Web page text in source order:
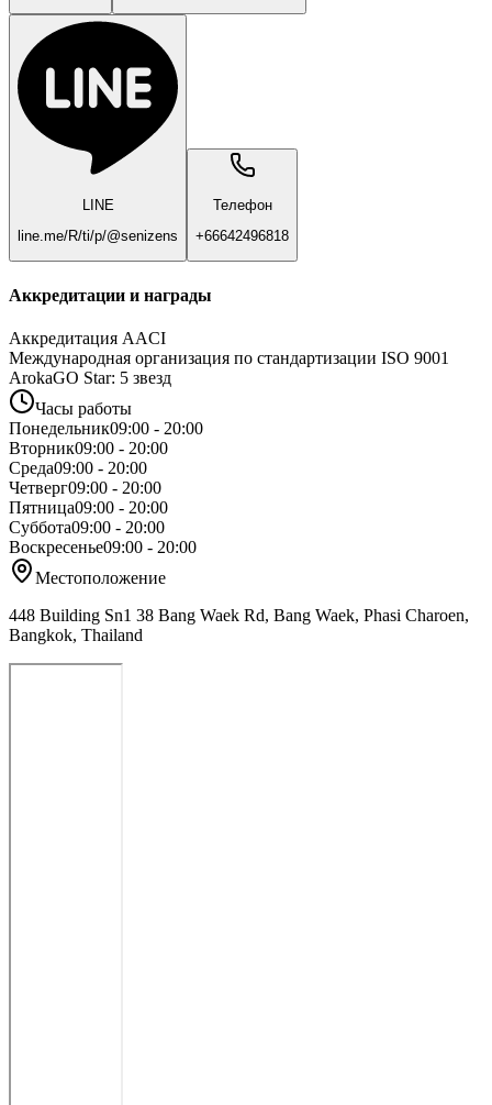
LINE
line.me/R/ti/p/@senizens
Телефон
+66642496818
Аккредитации и награды
Аккредитация AACI
Международная организация по стандартизации ISO 9001
ArokaGO Star: 5 звезд
Часы работы
Понедельник09:00 - 20:00
Вторник09:00 - 20:00
Среда09:00 - 20:00
Четверг09:00 - 20:00
Пятница09:00 - 20:00
Суббота09:00 - 20:00
Воскресенье09:00 - 20:00
Местоположение
448 Building Sn1 38 Bang Waek Rd, Bang Waek, Phasi Charoen,
Bangkok, Thailand